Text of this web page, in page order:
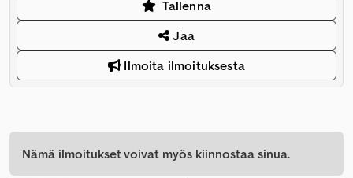
Tallenna
Jaa
Ilmoita ilmoituksesta
Nämä ilmoitukset voivat myös kiinnostaa sinua.